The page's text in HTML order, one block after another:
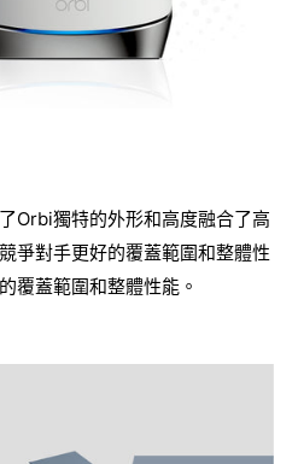
Orbi獨特的外形和高度融合了高
爭對手更好的覆蓋範圍和整體性
覆蓋範圍和整體性能。